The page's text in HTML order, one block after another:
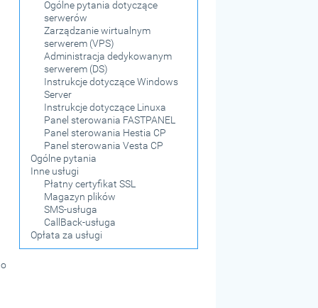
Ogólne pytania dotyczące
serwerów
Zarządzanie wirtualnym
serwerem (VPS)
Administracja dedykowanym
serwerem (DS)
Instrukcje dotyczące Windows
Server
Instrukcje dotyczące Linuxa
Panel sterowania FASTPANEL
Panel sterowania Hestia CP
Panel sterowania Vesta CP
Ogólne pytania
Inne usługi
Płatny certyfikat SSL
Magazyn plików
SMS-usługa
CallBack-usługa
Opłata za usługi